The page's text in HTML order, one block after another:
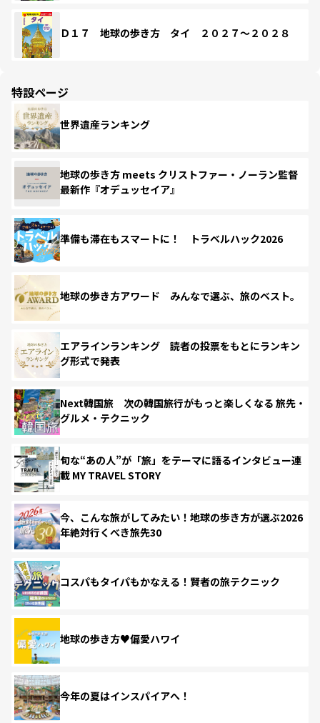
Ｄ１７ 地球の歩き方 タイ ２０２７～２０２８
特設ページ
世界遺産ランキング
地球の歩き方 meets クリストファー・ノーラン監督
最新作『オデュッセイア』
準備も滞在もスマートに！ トラベルハック2026
地球の歩き方アワード みんなで選ぶ、旅のベスト。
エアラインランキング 読者の投票をもとにランキン
グ形式で発表
Next韓国旅 次の韓国旅行がもっと楽しくなる 旅先・
グルメ・テクニック
旬な“あの人”が「旅」をテーマに語るインタビュー連
載 MY TRAVEL STORY
今、こんな旅がしてみたい！地球の歩き方が選ぶ2026
年絶対行くべき旅先30
コスパもタイパもかなえる！賢者の旅テクニック
地球の歩き方♥偏愛ハワイ
今年の夏はインスパイアへ！